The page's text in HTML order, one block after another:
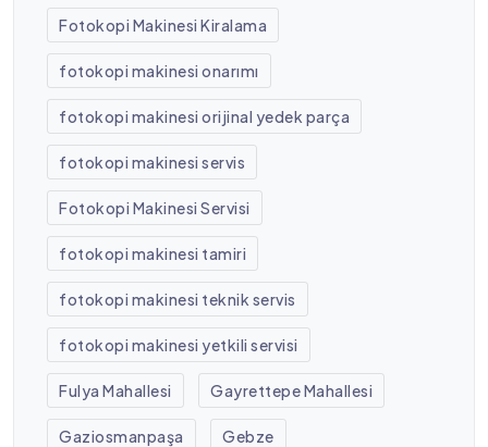
Fotokopi Makinesi Kiralama
fotokopi makinesi onarımı
fotokopi makinesi orijinal yedek parça
fotokopi makinesi servis
Fotokopi Makinesi Servisi
fotokopi makinesi tamiri
fotokopi makinesi teknik servis
fotokopi makinesi yetkili servisi
Fulya Mahallesi Gayrettepe Mahallesi
Gaziosmanpaşa Gebze